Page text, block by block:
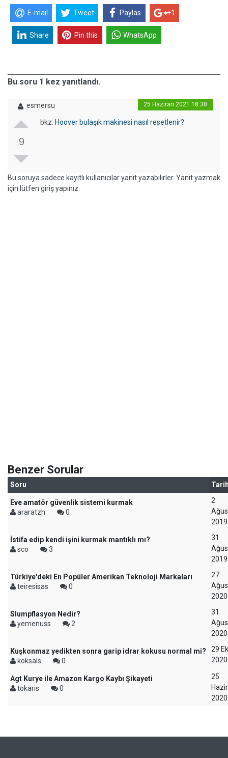
E-mail Tweet Paylas +1
Share Pin this WhatsApp
Bu soru 1 kez yanıtlandı.
esmersu 25 Haziran 2021 18:30
9
bkz: Hoover bulaşık makinesi nasıl resetlenir?
Bu soruya sadece kayıtlı kullanıcılar yanıt yazabilirler. Yanıt yazmak
için lütfen giriş yapınız.
Benzer Sorular
Soru
Eve amatör güvenlik sistemi kurmak
araratzh
0
2
2019
İstifa edip kendi işini kurmak mantıklı mı?
sco
3
31
2019
Türkiye'deki En Popüler Amerikan Teknoloji Markaları
teiresisas
0
27
2020
Slumpflasyon Nedir?
yemenuss
2
31
2020
Kuşkonmaz yedikten sonra garip idrar kokusu normal mi?
koksals
0
29
2020
Agt Kurye ile Amazon Kargo Kaybı Şikayeti
tokaris
0
25
2020